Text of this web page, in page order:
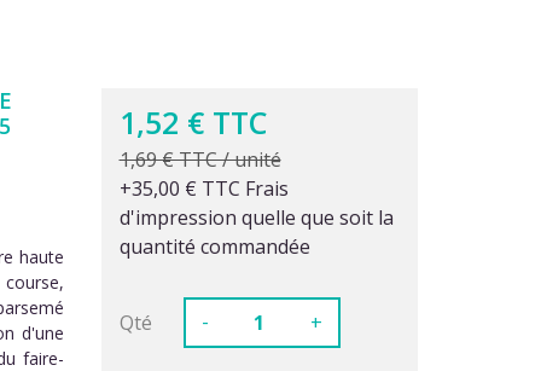
haute
d'une
faire-
1,52 € TTC
1,69 € TTC / unité
+35,00 € TTC Frais
d'impression quelle que soit la
quantité commandée
Qté - +